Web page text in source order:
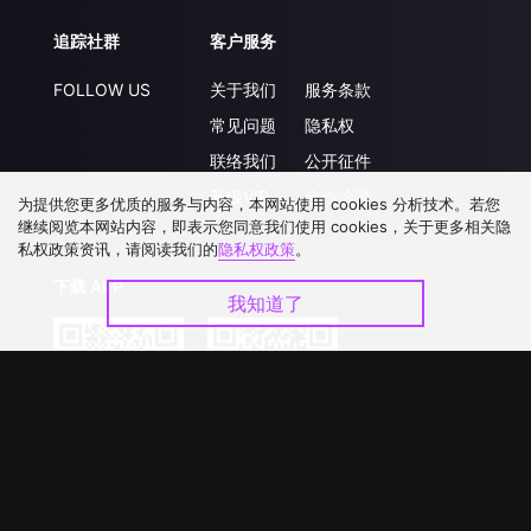
追踪社群
FOLLOW US
客户服务
关于我们
常见问题
联络我们
升级VIP
服务条款
隐私权
公开征件
合作洽談
下载 APP
为提供您更多优质的服务与内容，本网站使用 cookies 分析技术。若您
继续阅览本网站内容，即表示您同意我们使用 cookies，关于更多相关隐
私权政策资讯，请阅读我们的隐私权政策。
我知道了